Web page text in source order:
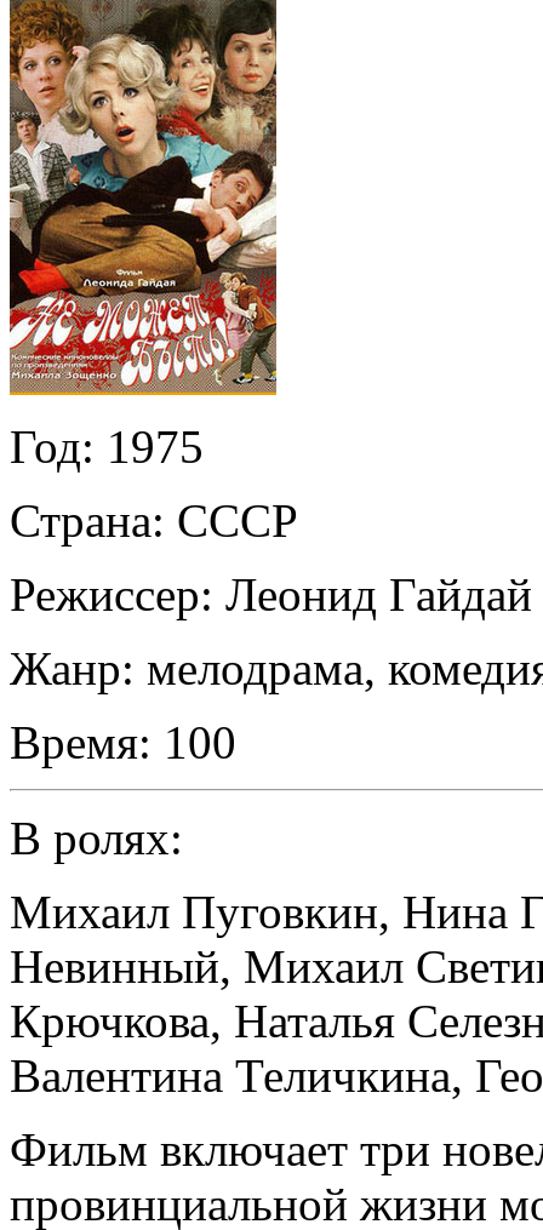
Год: 1975
Страна: СССР
Режиссер: Леонид Гайдай
Жанр: мелодрама,
Время: 100
В ролях:
Михаил Пуговкин, Нина
Невинный, Михаил
Крючкова, Наталья
Валентина Теличкина,
Фильм включает три
провинциальной жизни